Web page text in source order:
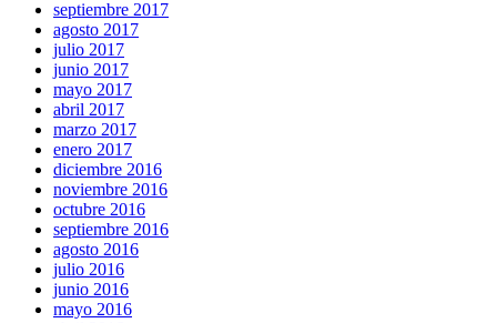
septiembre 2017
agosto 2017
julio 2017
junio 2017
mayo 2017
abril 2017
marzo 2017
enero 2017
diciembre 2016
noviembre 2016
octubre 2016
septiembre 2016
agosto 2016
julio 2016
junio 2016
mayo 2016